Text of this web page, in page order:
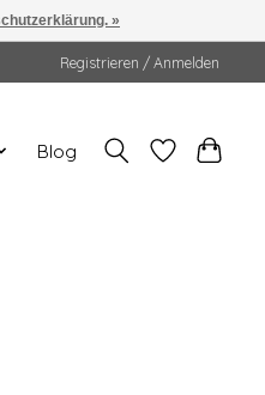
Registrieren / Anmelden
Blog
»